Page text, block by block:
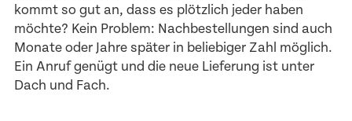
kommt so gut an, dass es plötzlich jeder haben
möchte? Kein Problem: Nachbestellungen sind auch
Monate oder Jahre später in beliebiger Zahl möglich.
Ein Anruf genügt und die neue Lieferung ist unter
Dach und Fach.